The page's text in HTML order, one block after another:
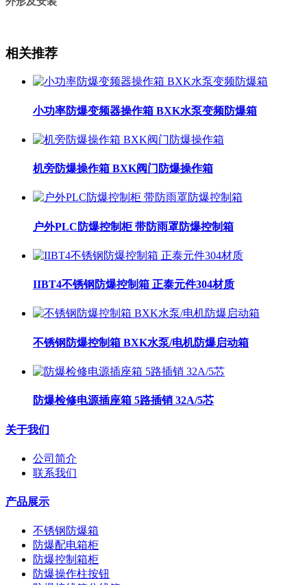
相关推荐
小功率防爆变频器操作箱 BXK水泵变频防爆箱
机旁防爆操作箱 BXK阀门防爆操作箱
户外PLC防爆控制柜 带防雨罩防爆控制箱
IIBT4不锈钢防爆控制箱 正泰元件304材质
不锈钢防爆控制箱 BXK水泵/电机防爆启动箱
防爆检修电源插座箱 5路插销 32A/5芯
关于我们
公司简介
联系我们
产品展示
不锈钢防爆箱
防爆配电箱柜
防爆控制箱柜
防爆操作柱按钮